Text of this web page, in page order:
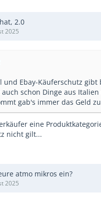
2.0
2025
und Ebay-Käuferschutz gibt
schon Dinge aus
gab's immer das Geld
eine
nicht gilt...
atmo mikros ein?
2025